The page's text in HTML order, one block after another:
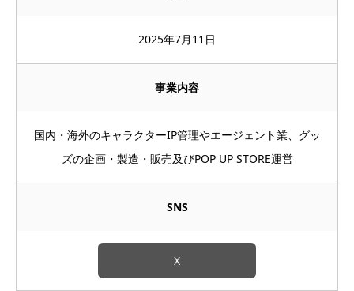
2025年7月11日
事業内容
国内・海外のキャラクターIP管理やエージェント業、グッ
ズの企画・製造・販売及びPOP UP STORE運営
SNS
X